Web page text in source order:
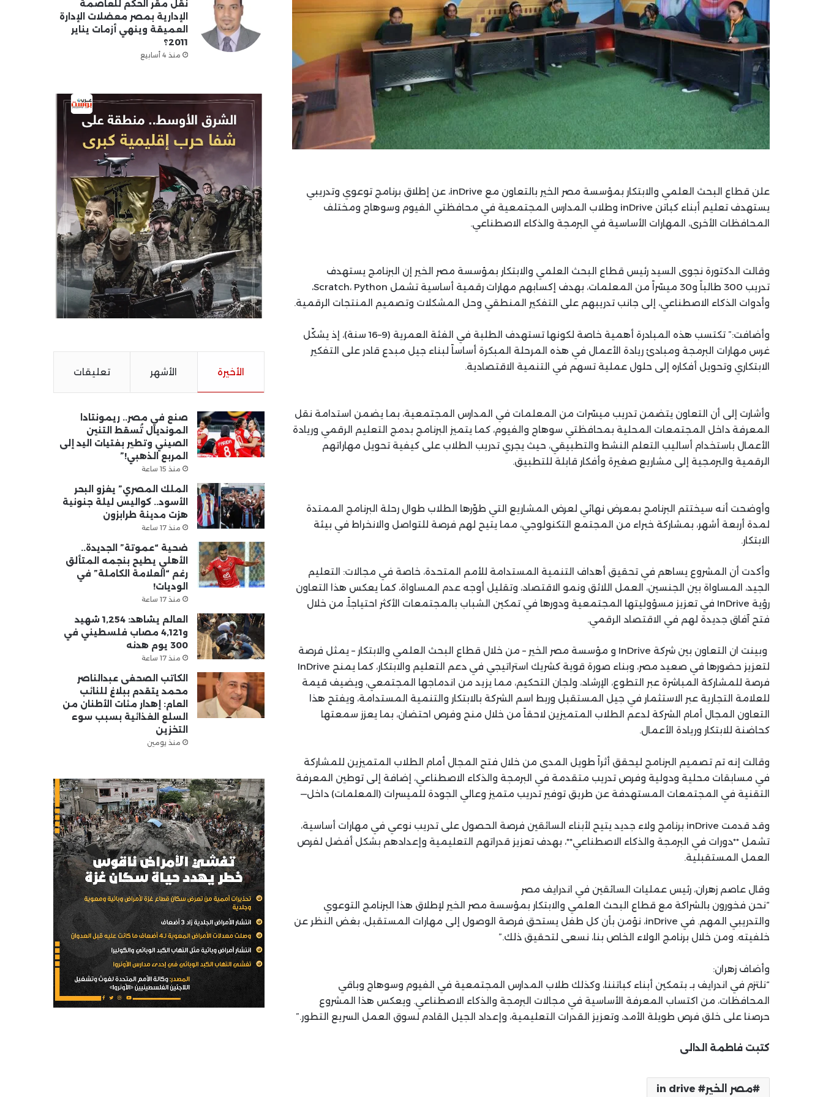
علن قطاع البحث العلمي والابتكار بمؤسسة مصر الخير بالتعاون مع inDrive، عن إطلاق برنامج توعوي وتدريبي
يستهدف تعليم أبناء كباتن inDrive وطلاب المدارس المجتمعية في محافظتي الفيوم وسوهاج ومختلف
المحافظات الأخرى، المهارات الأساسية في البرمجة والذكاء الاصطناعي.
وقالت الدكتورة نجوى السيد رئيس قطاع البحث العلمي والابتكار بمؤسسة مصر الخير إن البرنامج يستهدف
تدريب 300 طالباً و30 ميسّراً من المعلمات، بهدف إكسابهم مهارات رقمية أساسية تشمل Scratch، Python،
وأدوات الذكاء الاصطناعي، إلى جانب تدريبهم على التفكير المنطقي وحل المشكلات وتصميم المنتجات الرقمية.
وأضافت:” تكتسب هذه المبادرة أهمية خاصة لكونها تستهدف الطلبة في الفئة العمرية (9–16 سنة)، إذ يشكّل
غرس مهارات البرمجة ومبادئ ريادة الأعمال في هذه المرحلة المبكرة أساساً لبناء جيل مبدع قادر على التفكير
الابتكاري وتحويل أفكاره إلى حلول عملية تسهم في التنمية الاقتصادية.
وأشارت إلى أن التعاون يتضمن تدريب ميسّرات من المعلمات في المدارس المجتمعية، بما يضمن استدامة نقل
المعرفة داخل المجتمعات المحلية بمحافظتي سوهاج والفيوم، كما يتميز البرنامج بدمج التعليم الرقمي وريادة
الأعمال باستخدام أساليب التعلم النشط والتطبيقي، حيث يجري تدريب الطلاب على كيفية تحويل مهاراتهم
الرقمية والبرمجية إلى مشاريع صغيرة وأفكار قابلة للتطبيق.
وأوضحت أنه سيختتم البرنامج بمعرض نهائي لعرض المشاريع التي طوّرها الطلاب طوال رحلة البرنامج الممتدة
لمدة أربعة أشهر، بمشاركة خبراء من المجتمع التكنولوجي، مما يتيح لهم فرصة للتواصل والانخراط في بيئة
الابتكار.
وأكدت أن المشروع يساهم في تحقيق أهداف التنمية المستدامة للأمم المتحدة، خاصة في مجالات: التعليم
الجيد، المساواة بين الجنسين، العمل اللائق ونمو الاقتصاد، وتقليل أوجه عدم المساواة، كما يعكس هذا التعاون
رؤية InDrive في تعزيز مسؤوليتها المجتمعية ودورها في تمكين الشباب بالمجتمعات الأكثر احتياجاً، من خلال
فتح آفاق جديدة لهم في الاقتصاد الرقمي.
وبينت ان التعاون بين شركة InDrive و مؤسسة مصر الخير – من خلال قطاع البحث العلمي والابتكار – يمثل فرصة
لتعزيز حضورها في صعيد مصر، وبناء صورة قوية كشريك استراتيجي في دعم التعليم والابتكار، كما يمنح InDrive
فرصة للمشاركة المباشرة عبر التطوع، الإرشاد، ولجان التحكيم، مما يزيد من اندماجها المجتمعي، ويضيف قيمة
للعلامة التجارية عبر الاستثمار في جيل المستقبل وربط اسم الشركة بالابتكار والتنمية المستدامة، ويفتح هذا
التعاون المجال أمام الشركة لدعم الطلاب المتميزين لاحقاً من خلال منح وفرص احتضان، بما يعزز سمعتها
كحاضنة للابتكار وريادة الأعمال.
وقالت إنه تم تصميم البرنامج ليحقق أثراً طويل المدى من خلال فتح المجال أمام الطلاب المتميزين للمشاركة
في مسابقات محلية ودولية وفرص تدريب متقدمة في البرمجة والذكاء الاصطناعي، إضافة إلى توطين المعرفة
التقنية في المجتمعات المستهدفة عن طريق توفير تدريب متميز وعالي الجودة للميسرات (المعلمات) داخل—
وقد قدمت inDrive برنامج ولاء جديد يتيح لأبناء السائقين فرصة الحصول على تدريب نوعي في مهارات أساسية،
تشمل **دورات في البرمجة والذكاء الاصطناعي**، بهدف تعزيز قدراتهم التعليمية وإعدادهم بشكل أفضل لفرص
العمل المستقبلية.
وقال عاصم زهران، رئيس عمليات السائقين في اندرايف مصر
“نحن فخورون بالشراكة مع قطاع البحث العلمي والابتكار بمؤسسة مصر الخير لإطلاق هذا البرنامج التوعوي
والتدريبي المهم. في inDrive، نؤمن بأن كل طفل يستحق فرصة الوصول إلى مهارات المستقبل، بغض النظر عن
خلفيته. ومن خلال برنامج الولاء الخاص بنا، نسعى لتحقيق ذلك.”
وأضاف زهران:
“نلتزم في اندرايف بـ بتمكين أبناء كباتننا، وكذلك طلاب المدارس المجتمعية في الفيوم وسوهاج وباقي
المحافظات، من اكتساب المعرفة الأساسية في مجالات البرمجة والذكاء الاصطناعي. ويعكس هذا المشروع
حرصنا على خلق فرص طويلة الأمد، وتعزيز القدرات التعليمية، وإعداد الجيل القادم لسوق العمل السريع التطور.”
كتبت فاطمة الدالى
مصر الخير# in drive
نقل مقر الحكم للعاصمة
الإدارية بمصر معضلات الإدارة
العميقة وينهي أزمات يناير
2011؟
منذ 4 أسابيع
الأخيرة الأشهر تعليقات
صنع في مصر.. ريمونتادا
المونديال تُسقط التنين
الصيني وتطير بفتيات اليد إلى
المربع الذهبي!”
منذ 15 ساعة
الملك المصري” يغزو البحر
الأسود.. كواليس ليلة جنونية
هزت مدينة طرابزون
منذ 17 ساعة
ضحية “عموتة” الجديدة..
الأهلي يطيح بنجمه المتألق
رغم “العلامة الكاملة” في
الوديات!
منذ 17 ساعة
العالم يشاهد: 1,254 شهيد
و4,121 مصاب فلسطيني في
300 يوم هدنه
منذ 17 ساعة
الكاتب الصحفى عبدالناصر
محمد يتقدم ببلاغ للنائب
العام: إهدار مئات الأطنان من
السلع الغذائية بسبب سوء
التخزين
منذ يومين